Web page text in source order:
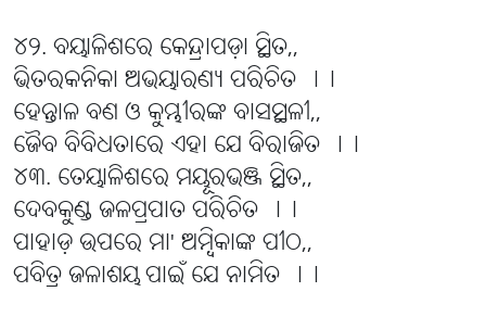
୪୨. ବୟାଳିଶରେ କେନ୍ଦ୍ରାପଡ଼ା ସ୍ଥିତ,,
ଭିତରକନିକା ଅଭୟାରଣ୍ୟ ପରିଚିତ ।।
ହେନ୍ତାଳ ବଣ ଓ କୁମ୍ଭୀରଙ୍କ ବାସସ୍ଥଳୀ,,
ଜୈବ ବିବିଧତାରେ ଏହା ଯେ ବିରାଜିତ ।।
୪୩. ତେୟାଳିଶରେ ମୟୂରଭଞ୍ଜ ସ୍ଥିତ,,
ଦେବକୁଣ୍ଡ ଜଳପ୍ରପାତ ପରିଚିତ ।।
ପାହାଡ଼ ଉପରେ ମା' ଅମ୍ବିକାଙ୍କ ପୀଠ,,
ପବିତ୍ର ଜଳାଶୟ ପାଇଁ ଯେ ନାମିତ ।।